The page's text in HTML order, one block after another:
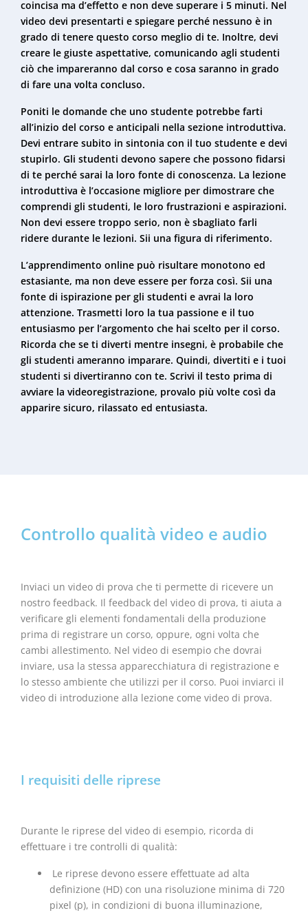
coincisa ma d’effetto e non deve superare i 5 minuti. Nel
video devi presentarti e spiegare perché nessuno è in
grado di tenere questo corso meglio di te. Inoltre, devi
creare le giuste aspettative, comunicando agli studenti
ciò che impareranno dal corso e cosa saranno in grado
di fare una volta concluso.
Poniti le domande che uno studente potrebbe farti
all’inizio del corso e anticipali nella sezione introduttiva.
Devi entrare subito in sintonia con il tuo studente e devi
stupirlo. Gli studenti devono sapere che possono fidarsi
di te perché sarai la loro fonte di conoscenza. La lezione
introduttiva è l’occasione migliore per dimostrare che
comprendi gli studenti, le loro frustrazioni e aspirazioni.
Non devi essere troppo serio, non è sbagliato farli
ridere durante le lezioni. Sii una figura di riferimento.
L’apprendimento online può risultare monotono ed
estasiante, ma non deve essere per forza così. Sii una
fonte di ispirazione per gli studenti e avrai la loro
attenzione. Trasmetti loro la tua passione e il tuo
entusiasmo per l’argomento che hai scelto per il corso.
Ricorda che se ti diverti mentre insegni, è probabile che
gli studenti ameranno imparare. Quindi, divertiti e i tuoi
studenti si divertiranno con te. Scrivi il testo prima di
avviare la videoregistrazione, provalo più volte così da
apparire sicuro, rilassato ed entusiasta.
Controllo qualità video e audio
Inviaci un video di prova che ti permette di ricevere un
nostro feedback. Il feedback del video di prova, ti aiuta a
verificare gli elementi fondamentali della produzione
prima di registrare un corso, oppure, ogni volta che
cambi allestimento. Nel video di esempio che dovrai
inviare, usa la stessa apparecchiatura di registrazione e
lo stesso ambiente che utilizzi per il corso. Puoi inviarci il
video di introduzione alla lezione come video di prova.
I requisiti delle riprese
Durante le riprese del video di esempio, ricorda di
effettuare i tre controlli di qualità:
Le riprese devono essere effettuate ad alta
definizione (HD) con una risoluzione minima di 720
pixel (p), in condizioni di buona illuminazione,